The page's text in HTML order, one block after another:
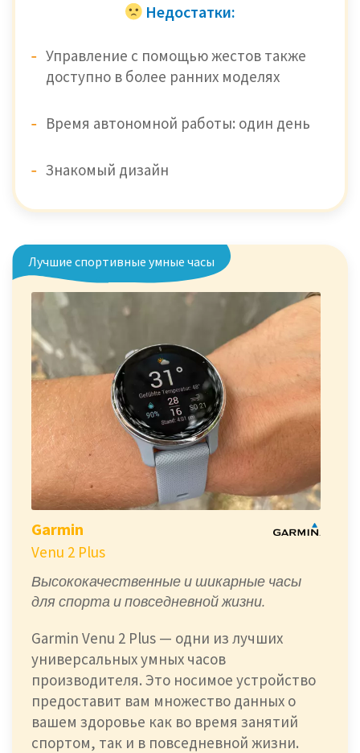
Недостатки:
Управление с помощью жестов также
доступно в более ранних моделях
Время автономной работы: один день
Знакомый дизайн
Лучшие спортивные умные часы
Garmin
Venu 2 Plus
Высококачественные и шикарные часы
для спорта и повседневной жизни.
Garmin Venu 2 Plus — одни из лучших
универсальных умных часов
производителя. Это носимое устройство
предоставит вам множество данных о
вашем здоровье как во время занятий
спортом, так и в повседневной жизни.